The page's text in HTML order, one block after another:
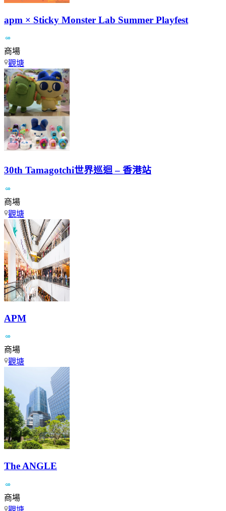
apm × Sticky Monster Lab Summer Playfest
商場
觀塘
30th Tamagotchi世界巡迴 – 香港站
商場
觀塘
APM
商場
觀塘
The ANGLE
商場